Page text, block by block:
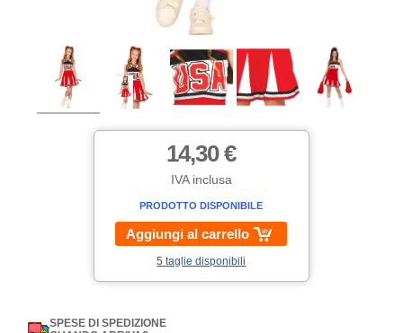
14,30 €
IVA inclusa
PRODOTTO DISPONIBILE
Aggiungi al carrello
5 taglie disponibili
SPESE DI SPEDIZIONE